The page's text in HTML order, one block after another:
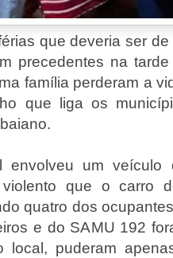
que deveria ser
precedentes na
família perderam a
que liga os
envolveu um
que o carro
quatro dos
e do SAMU 192
local, puderam